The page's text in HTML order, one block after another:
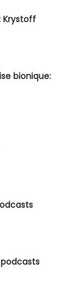
Krystoff
bionique: